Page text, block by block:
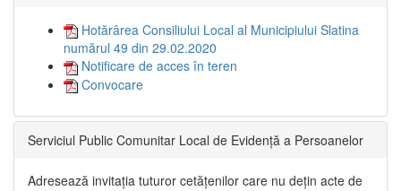
Hotărârea Consiliului Local al Municipiului Slatina
numărul 49 din 29.02.2020
Notificare de acces în teren
Convocare
Serviciul Public Comunitar Local de Evidență a Persoanelor
Adresează invitația tuturor cetățenilor care nu dețin acte de